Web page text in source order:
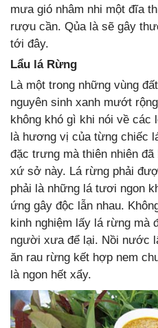
mưa gió nhâm nhi một đĩa
rượu cần. Qủa là sẽ gây
tới đây.
Lẩu lá Rừng
Là một trong những vùng
nguyên sinh xanh mướt
không khó gì khi nói về các
là hương vị của từng chiếc
đặc trưng mà thiên nhiên
xứ sở này. Lá rừng phải
phải là những lá tươi ngon
ứng gây độc lẫn nhau.
kinh nghiệm lấy lá rừng mà
người xưa để lại. Nồi nước
ăn rau rừng kết hợp nem
là ngon hết xẩy.